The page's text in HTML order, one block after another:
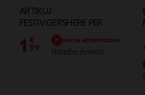
ARTIKUJ
FESTIV:GERSHERE PER
FLOKE NGA PLASTIKA X6
1 €
99
NUK KA NË DISPOZICION